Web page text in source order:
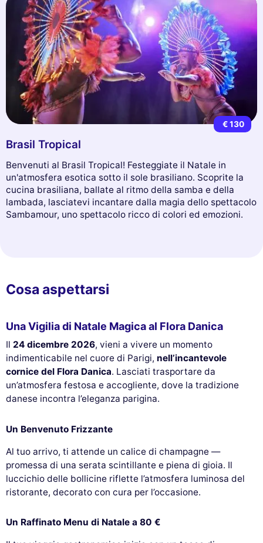
€ 130
Brasil Tropical
Benvenuti al Brasil Tropical! Festeggiate il Natale in
un'atmosfera esotica sotto il sole brasiliano. Scoprite la
cucina brasiliana, ballate al ritmo della samba e della
lambada, lasciatevi incantare dalla magia dello spettacolo
Sambamour, uno spettacolo ricco di colori ed emozioni.
Cosa aspettarsi
Una Vigilia di Natale Magica al Flora Danica
Il 24 dicembre 2026, vieni a vivere un momento
indimenticabile nel cuore di Parigi, nell’incantevole
cornice del Flora Danica. Lasciati trasportare da
un’atmosfera festosa e accogliente, dove la tradizione
danese incontra l’eleganza parigina.
Un Benvenuto Frizzante
Al tuo arrivo, ti attende un calice di champagne —
promessa di una serata scintillante e piena di gioia. Il
luccichio delle bollicine riflette l’atmosfera luminosa del
ristorante, decorato con cura per l’occasione.
Un Raffinato Menu di Natale a 80 €